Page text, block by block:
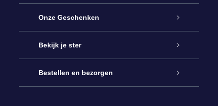
Service
Contact
Blog
Onze Geschenken
Online Star Gift
OSR Cadeaupakket
Bekijk je ster
Sterrenregister
Bestellen en bezorgen